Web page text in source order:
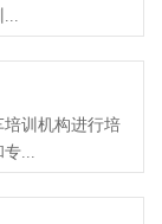
训机构进行培
...